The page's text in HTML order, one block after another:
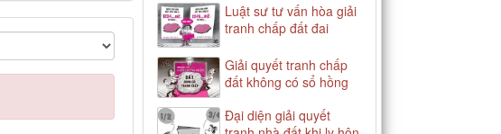
Luật sư tư vấn hòa giải
tranh chấp đất đai
Giải quyết tranh chấp
đất không có sổ hồng
Đại diện giải quyết